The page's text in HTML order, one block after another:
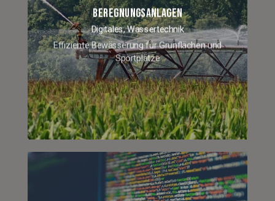
BEREGNUNGSANLAGEN
Digitales,Wassertechnik
Effiziente Bewässerung für Grünflächen und
Sportplätze